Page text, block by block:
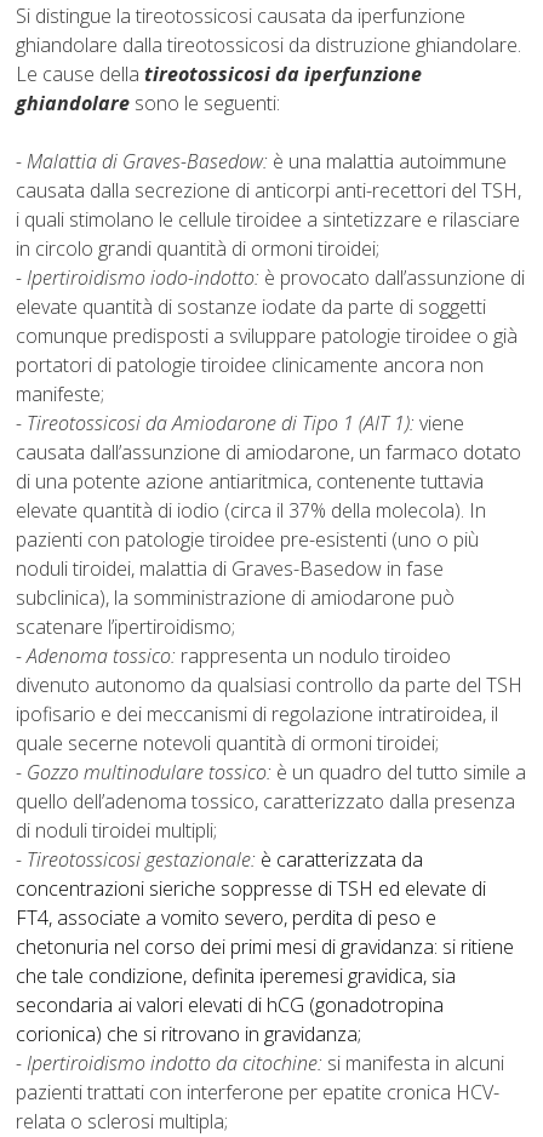
Si distingue la tireotossicosi causata da iperfunzione
ghiandolare dalla tireotossicosi da distruzione ghiandolare.
Le cause dellatireotossicosi da iperfunzione
ghiandolare sono le seguenti:
- Malattia di Graves-Basedow: è una malattia autoimmune
causata dalla secrezione di anticorpi anti-recettori del TSH,
i quali stimolano le cellule tiroidee a sintetizzare e rilasciare
in circolo grandi quantità di ormoni tiroidei;
- Ipertiroidismo iodo-indotto: è provocato dall’assunzione di
elevate quantità di sostanze iodate da parte di soggetti
comunque predisposti a sviluppare patologie tiroidee o già
portatori di patologie tiroidee clinicamente ancora non
manifeste;
- Tireotossicosi da Amiodarone di Tipo 1 (AIT 1):viene
causata dall’assunzione di amiodarone, un farmaco dotato
di una potente azione antiaritmica, contenente tuttavia
elevate quantità di iodio (circa il 37% della molecola). In
pazienti con patologie tiroidee pre-esistenti (uno o più
noduli tiroidei, malattia di Graves-Basedow in fase
subclinica), la somministrazione di amiodarone può
scatenare l’ipertiroidismo;
- Adenoma tossico: rappresenta un nodulo tiroideo
divenuto autonomo da qualsiasi controllo da parte del TSH
ipofisario e dei meccanismi di regolazione intratiroidea, il
quale secerne notevoli quantità di ormoni tiroidei;
- Gozzo multinodulare tossico: è un quadro del tutto simile a
quello dell’adenoma tossico, caratterizzato dalla presenza
di noduli tiroidei multipli;
- Tireotossicosi gestazionale: è caratterizzata da
concentrazioni sieriche soppresse di TSH ed elevate di
FT4, associate a vomito severo, perdita di peso e
chetonuria nel corso dei primi mesi di gravidanza: si ritiene
che tale condizione, definita iperemesi gravidica, sia
secondaria ai valori elevati di hCG (gonadotropina
corionica) che si ritrovano in gravidanza;
- Ipertiroidismo indotto da citochine: si manifesta in alcuni
pazienti trattati con interferone per epatite cronica HCV-
relata o sclerosi multipla;